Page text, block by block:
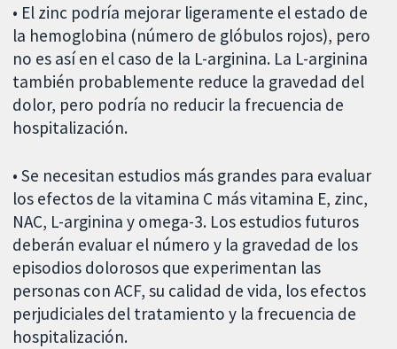
• El zinc podría mejorar ligeramente el estado de
la hemoglobina (número de glóbulos rojos), pero
no es así en el caso de la L-arginina. La L-arginina
también probablemente reduce la gravedad del
dolor, pero podría no reducir la frecuencia de
hospitalización.
• Se necesitan estudios más grandes para evaluar
los efectos de la vitamina C más vitamina E, zinc,
NAC, L-arginina y omega-3. Los estudios futuros
deberán evaluar el número y la gravedad de los
episodios dolorosos que experimentan las
personas con ACF, su calidad de vida, los efectos
perjudiciales del tratamiento y la frecuencia de
hospitalización.